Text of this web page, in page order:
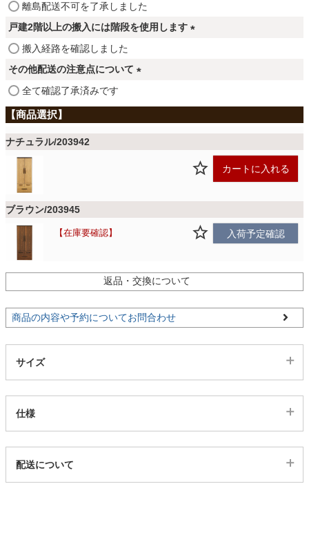
カーテン
ラグ
マット
生活用品
キッチン用品
インテリア雑貨
ガーデン
必
離島配送不可を了承しました
戸建2階以上の搬入には階段を使用します
搬入経路を確認しました
その他配送の注意点について
必
須
)
全て確認了承済みです
ナチュラル/203942
カートに入れる
ブラウン/203945
在庫要確認 入荷予定確認
返品・交換について
商品の内容や予約についてお問合わせ
サイズ
仕様
203942
配送について